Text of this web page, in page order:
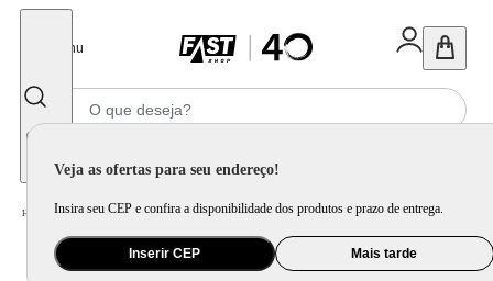
Menu
Veja as ofertas para seu endereço!
Insira seu CEP e confira a disponibilidade dos produtos e prazo de entrega.
Inserir CEP Mais tarde
Home Mercado / Bebida Vinho